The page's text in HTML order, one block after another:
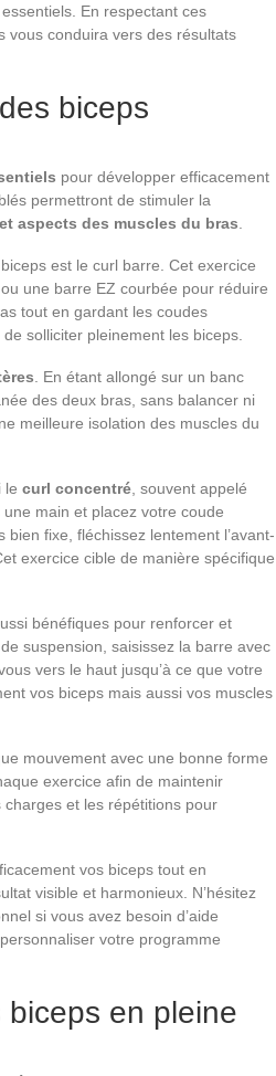
En respectant ces
vous conduira vers des résultats
biceps
pour développer efficacement
permettront de stimuler la
aspects des muscles du bras.
est le curl barre. Cet exercice
une barre EZ courbée pour réduire
tout en gardant les coudes
solliciter pleinement les biceps.
. En étant allongé sur un banc
des deux bras, sans balancer ni
meilleure isolation des muscles du
le curl concentré, souvent appelé
une main et placez votre coude
fixe, fléchissez lentement l’avant-
exercice cible de manière spécifique
bénéfiques pour renforcer et
suspension, saisissez la barre avec
vers le haut jusqu’à ce que votre
vos biceps mais aussi vos muscles
mouvement avec une bonne forme
exercice afin de maintenir
charges et les répétitions pour
vos biceps tout en
visible et harmonieux. N’hésitez
si vous avez besoin d’aide
votre programme
en pleine